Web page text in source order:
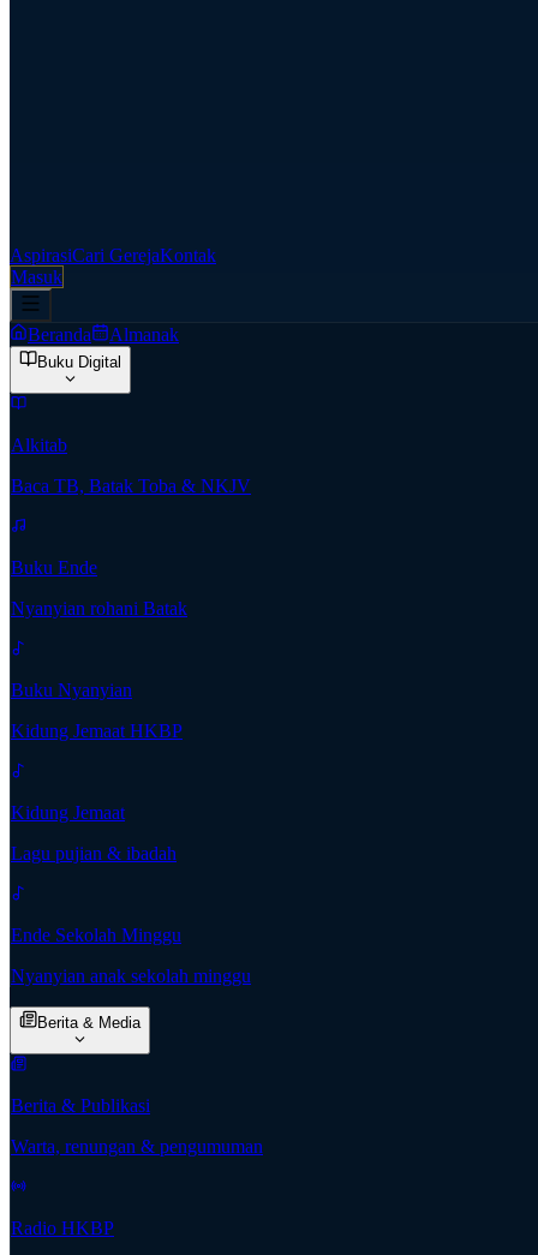
AspirasiCari GerejaKontak
Masuk
Beranda Almanak
Buku Digital
Alkitab
Baca TB, Batak Toba & NKJV
Buku Ende
Nyanyian rohani Batak
Buku Nyanyian
Kidung Jemaat HKBP
Kidung Jemaat
Lagu pujian & ibadah
Ende Sekolah Minggu
Nyanyian anak sekolah minggu
Berita & Media
Berita & Publikasi
Warta, renungan & pengumuman
Radio HKBP